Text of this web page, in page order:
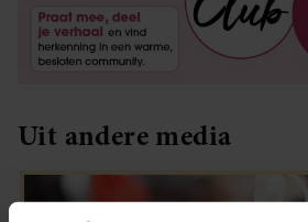
Uit andere media